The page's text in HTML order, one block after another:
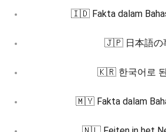
🇮🇩 Fakta dalam
🇯🇵 日本語の
🇰🇷 한국어로
🇲🇾 Fakta dalam